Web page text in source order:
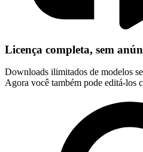
Licença completa, sem
Downloads ilimitados de modelos
Agora você também pode editá-los